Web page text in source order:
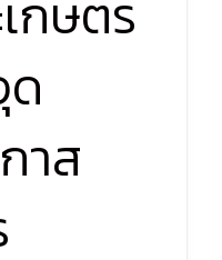
กษตร
าส